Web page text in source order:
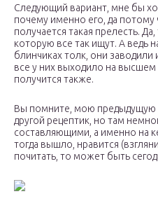
Следующий вариант, мне бы
почему именно его, да
получается такая прелесть.
которую все так ищут. А ведь
блинчиках толк, они
все у них выходило на высшем
получится также.
Вы помните, мою предыдущую
другой рецептик, но там
составляющими, а именно на
тогда вышло, нравится
почитать, то может быть